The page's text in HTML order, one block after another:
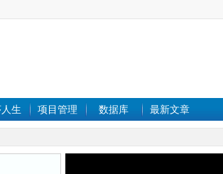
生 项目管理 数据库 最新文章